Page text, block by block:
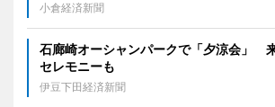
小倉経済新聞
石廊崎オーシャンパークで「夕涼会」
セレモニーも
伊豆下田経済新聞